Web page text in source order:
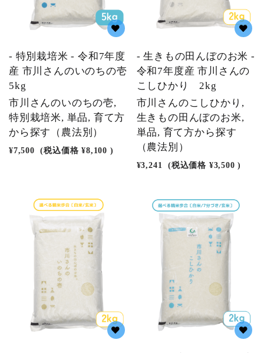
- 特別栽培米 - 令和7年度
産 市川さんのいのちの壱
5kg
市川さんのいのちの壱,
特別栽培米, 単品, 育て方
から探す（農法別）
¥7,500 (税込価格 ¥8,100 )
- 生きもの田んぼのお米 -
令和7年度産 市川さんの
こしひかり 2kg
市川さんのこしひかり,
生きもの田んぼのお米,
単品, 育て方から探す
（農法別）
¥3,241 (税込価格 ¥3,500 )